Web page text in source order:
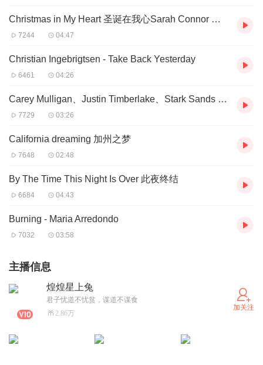
Christmas in My Heart 圣诞在我心Sarah Connor 莎拉蒄娜
7244 04:47
Christian Ingebrigtsen - Take Back Yesterday
6461 04:26
Carey Mulligan、Justin Timberlake、Stark Sands - Five Hundred Miles
7729 03:26
California dreaming 加州之梦
7648 02:48
By The Time This Night Is Over 此夜终结
6684 04:43
Burning - Maria Arredondo
7032 03:58
主播信息
煌煌星上兔
君子忧道不忧贫，谋道不谋食
2.86万
加关注